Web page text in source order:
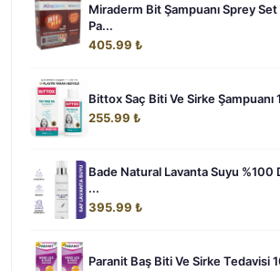
Miraderm Bit Şampuanı Sprey
Pa...
405.99 ₺
Bittox Saç Biti Ve Sirke Şampuanı
255.99 ₺
Bade Natural Lavanta Suyu %100
...
395.99 ₺
Paranit Baş Biti Ve Sirke Tedavisi